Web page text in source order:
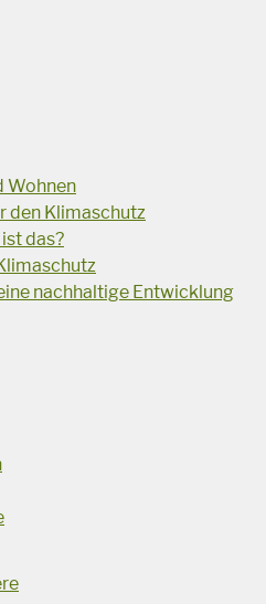
Wohnen
den Klimaschutz
das?
nachhaltige Entwicklung